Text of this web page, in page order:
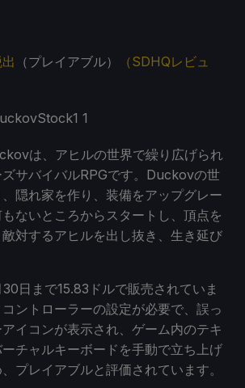
（プレイアブル）
（SDHQレビュ
は、アヒルの世界で繰り広げられ
サバイバルRPGです。Duckovの世
隠れ家を作り、装備をアップグレー
ないところからスタートし、頂点を
対するアヒルを出し抜き、生き延び
日まで15.83ドルで販売されていま
ントローラーの設定が必要で、誤っ
イコンが表示され、ゲーム内のテキ
チャルキーボードを手動で立ち上げ
プレイアブルと評価されています。